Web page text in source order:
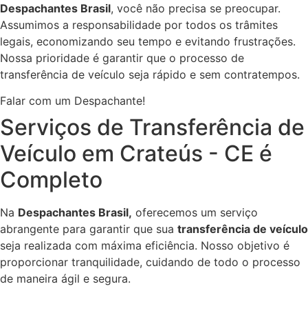
Despachantes Brasil, você não precisa se preocupar.
Assumimos a responsabilidade por todos os trâmites
legais, economizando seu tempo e evitando frustrações.
Nossa prioridade é garantir que o processo de
transferência de veículo seja rápido e sem contratempos.
Falar com um Despachante!
Serviços de Transferência de
Veículo em Crateús - CE é
Completo
Na Despachantes Brasil, oferecemos um serviço
abrangente para garantir que sua transferência de veículo
seja realizada com máxima eficiência. Nosso objetivo é
proporcionar tranquilidade, cuidando de todo o processo
de maneira ágil e segura.